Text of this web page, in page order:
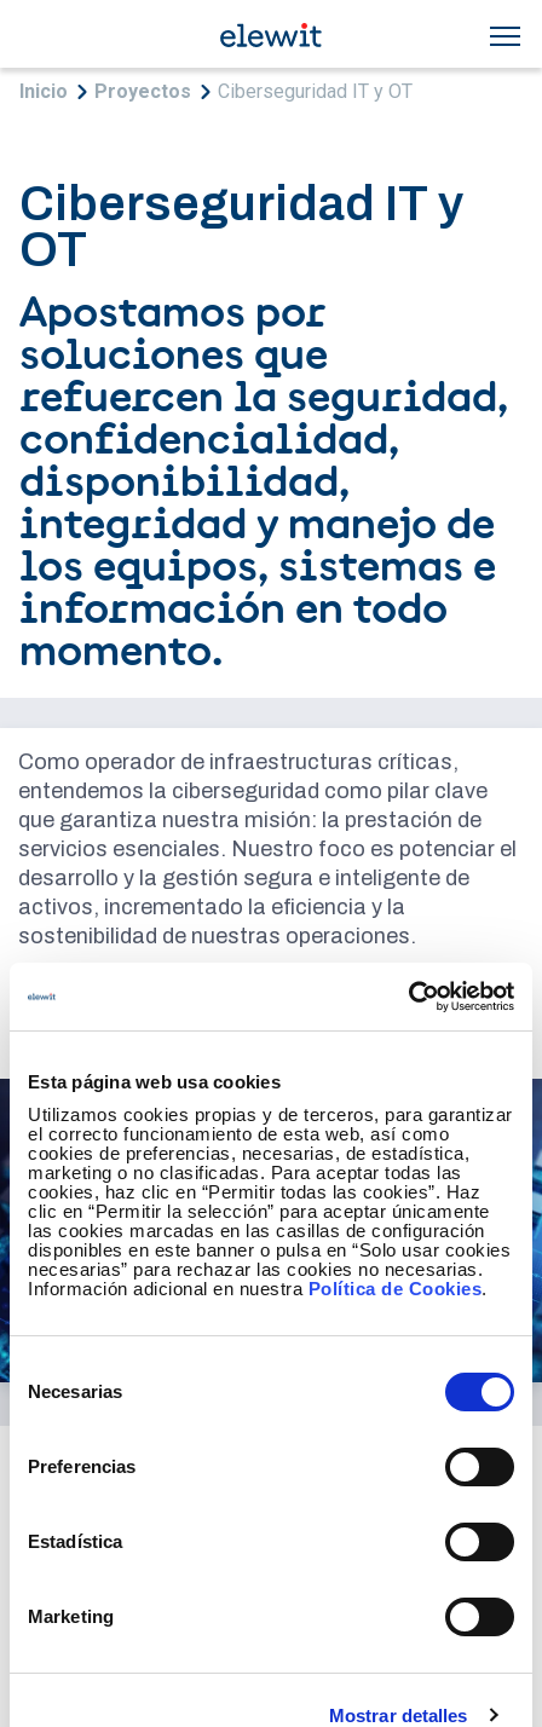
Esta página web usa cookies
Utilizamos cookies propias y de terceros, para garantizar
el correcto funcionamiento de esta web, así como
cookies de preferencias, necesarias, de estadística,
marketing o no clasificadas. Para aceptar todas las
cookies, haz clic en “Permitir todas las cookies”. Haz
clic en “Permitir la selección” para aceptar únicamente
las cookies marcadas en las casillas de configuración
disponibles en este banner o pulsa en “Solo usar cookies
necesarias” para rechazar las cookies no necesarias.
Información adicional en nuestra Política de Cookies.
Selección
Necesarias
Preferencias
Estadística
Marketing
Mostrar detalles
Sobrescribir enlaces de ayuda a la
Inicio Proyectos Ciberseguridad IT y OT
Ciberseguridad IT y
OT
Apostamos por
soluciones que
refuercen la seguridad,
confidencialidad,
disponibilidad,
integridad y manejo de
los equipos, sistemas e
información en todo
momento.
Como operador de infraestructuras críticas,
entendemos la ciberseguridad como pilar clave
que garantiza nuestra misión: la prestación de
servicios esenciales. Nuestro foco es potenciar el
desarrollo y la gestión segura e inteligente de
activos, incrementado la eficiencia y la
sostenibilidad de nuestras operaciones.
Nuestros proyectos
Proyecto de generación de ciber-entornos
SLISE - Network SLIce SEcurity for next